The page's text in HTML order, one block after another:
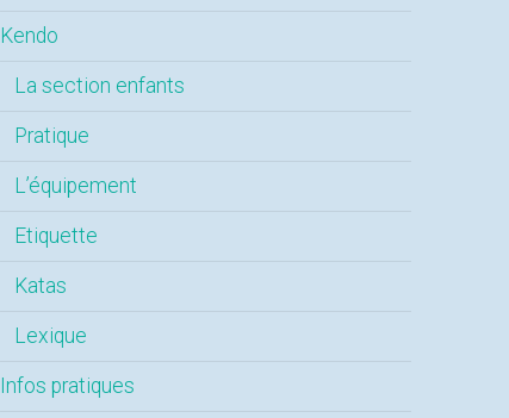
Kendo
La section enfants
Pratique
L’équipement
Etiquette
Katas
Lexique
Infos pratiques